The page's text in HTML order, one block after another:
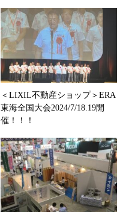
＜LIXIL不動産ショップ＞ERA
東海全国大会2024/7/18.19開
催！！！